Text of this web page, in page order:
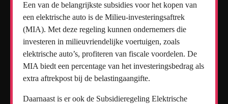
Een van de belangrijkste subsidies voor het kopen van
een elektrische auto is de Milieu-investeringsaftrek
(MIA). Met deze regeling kunnen ondernemers die
investeren in milieuvriendelijke voertuigen, zoals
elektrische auto’s, profiteren van fiscale voordelen. De
MIA biedt een percentage van het investeringsbedrag als
extra aftrekpost bij de belastingaangifte.
Daarnaast is er ook de Subsidieregeling Elektrische